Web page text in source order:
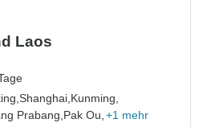
Laos
Shanghai, Kunming,
Prabang, Pak Ou, +1 mehr